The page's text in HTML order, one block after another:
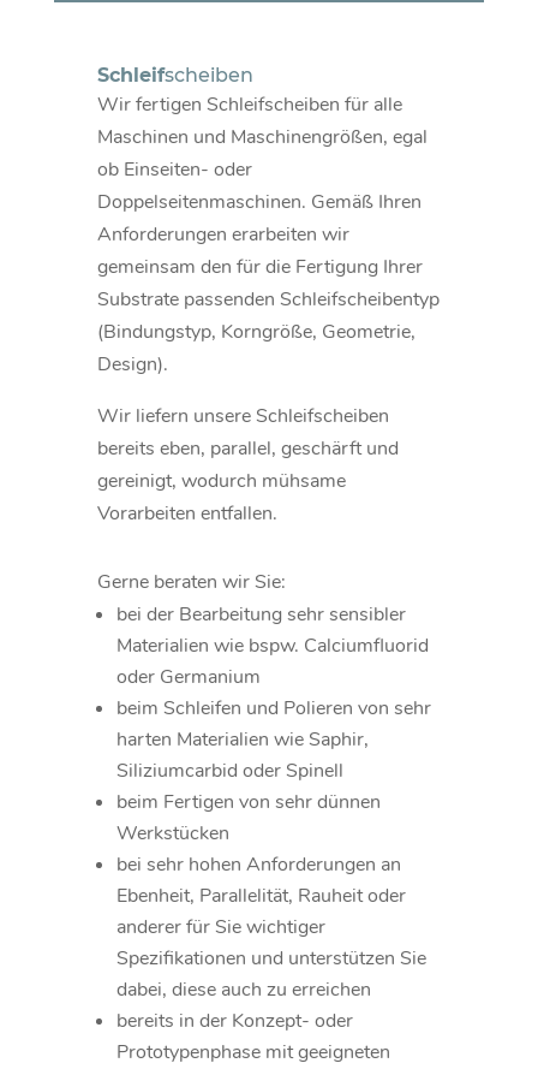
Schleifscheiben
Wir fertigen Schleifscheiben für alle
Maschinen und Maschinengrößen, egal
ob Einseiten- oder
Doppelseitenmaschinen. Gemäß Ihren
Anforderungen erarbeiten wir
gemeinsam den für die Fertigung Ihrer
Substrate passenden Schleifscheibentyp
(Bindungstyp, Korngröße, Geometrie,
Design).
Wir liefern unsere Schleifscheiben
bereits eben, parallel, geschärft und
gereinigt, wodurch mühsame
Vorarbeiten entfallen.
Gerne beraten wir Sie:
bei der Bearbeitung sehr sensibler
Materialien wie bspw. Calciumfluorid
oder Germanium
beim Schleifen und Polieren von sehr
harten Materialien wie Saphir,
Siliziumcarbid oder Spinell
beim Fertigen von sehr dünnen
Werkstücken
bei sehr hohen Anforderungen an
Ebenheit, Parallelität, Rauheit oder
anderer für Sie wichtiger
Spezifikationen und unterstützen Sie
dabei, diese auch zu erreichen
bereits in der Konzept- oder
Prototypenphase mit geeigneten